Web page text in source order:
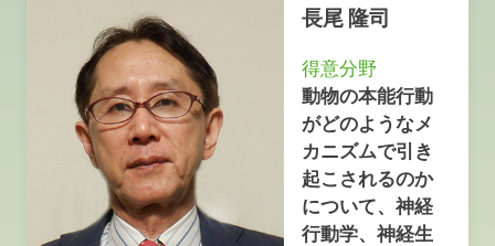
長尾 隆司
得意分野
動物の本能行動
がどのようなメ
カニズムで引き
起こされるのか
について、神経
行動学、神経生